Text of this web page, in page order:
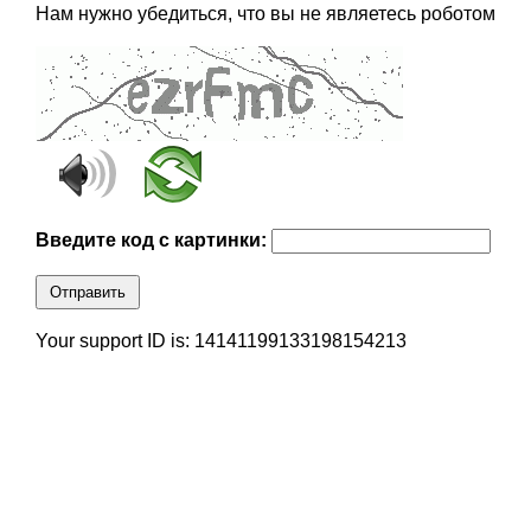
Нам нужно убедиться, что вы не являетесь роботом
Введите код с картинки:
Отправить
Your support ID is: 14141199133198154213